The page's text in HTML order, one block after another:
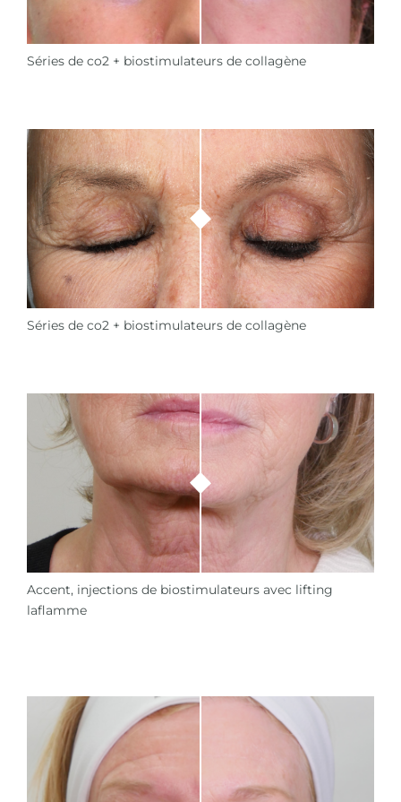
Séries de co2 + biostimulateurs de collagène
Séries de co2 + biostimulateurs de collagène
Accent, injections de biostimulateurs avec lifting
laflamme